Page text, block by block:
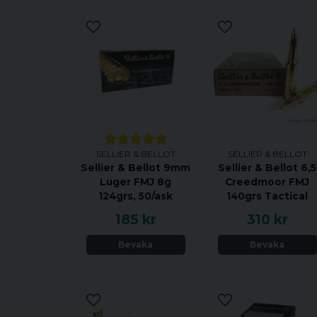
SELLIER & BELLOT
Sellier & Bellot 9mm
Luger FMJ 8g
124grs, 50/ask
185 kr
Bevaka
SELLIER & BELLOT
Sellier & Bellot 6,5
Creedmoor FMJ
140grs Tactical
310 kr
Bevaka